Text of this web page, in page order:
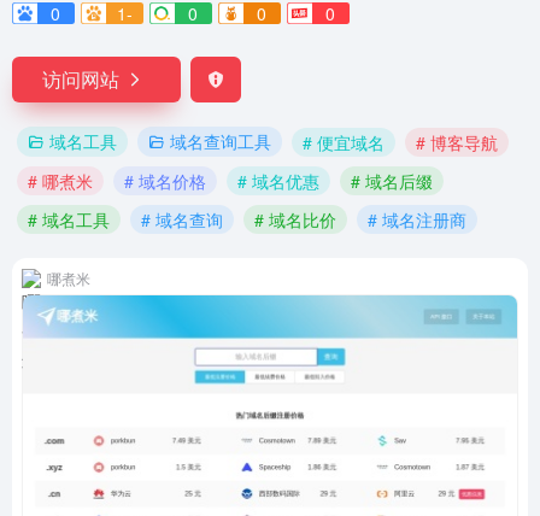
0
1- 0 0 0
访问网站
域名工具 域名查询工具 # 便宜域名
# 博客导航
# 哪煮米
# 域名价格 # 域名优惠
# 域名后缀
# 域名工具
# 域名查询 # 域名比价 # 域名注册商
哪煮米